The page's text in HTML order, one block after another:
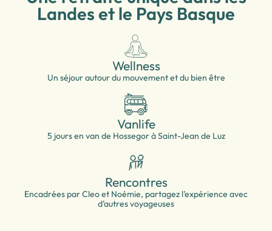
Landes et le Pays Basque
Wellness
Un séjour autour du mouvement et du bien être
Vanlife
5 jours en van de Hossegor à Saint-Jean de Luz
Rencontres
Encadrées par Cleo et Noémie, partagez l’expérience avec
d’autres voyageuses